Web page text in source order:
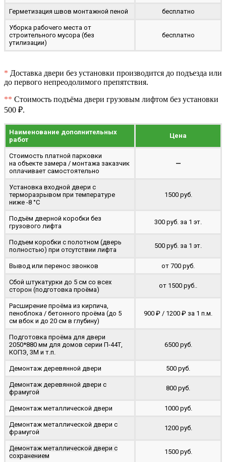
Герметизация швов монтажной пеной бесплатно
Уборка рабочего места от
строительного мусора (без
утилизации)
бесплатно
* Доставка двери без установки производится до подъезда или
до первого непреодолимого препятствия.
** Стоимость подъёма двери грузовым лифтом без установки
500 ₽.
Наименование дополнительных
работ
Цена
Стоимость платной парковки
на объекте замера / монтажа заказчик
оплачивает самостоятельно
—
Установка входной двери с
терморазрывом при температуре
ниже -8 °C
1500 руб.
Подъём дверной коробки без
грузового лифта
300 руб. за 1 эт.
Подъем коробки с полотном (дверь
полностью) при отсутствии лифта
500 руб. за 1 эт.
Вывод или перенос звонков от 700 руб.
Сбой штукатурки до 5 см со всех
сторон (подготовка проёма)
от 1500 руб..
Расширение проёма из кирпича,
пеноблока / бетонного проёма (до 5
cм вбок и до 20 см в глубину)
900 ₽ / 1200 ₽ за 1 п.м.
Подготовка проёма для двери
2050*880 мм для домов серии П-44Т,
КОПЭ, 3М и т.п.
6500 руб.
Демонтаж деревянной двери 500 руб.
Демонтаж деревянной двери с
фрамугой
800 руб.
Демонтаж металлической двери 1000 руб.
Демонтаж металлической двери с
фрамугой
1200 руб.
Демонтаж металлической двери с
сохранением
1500 руб.